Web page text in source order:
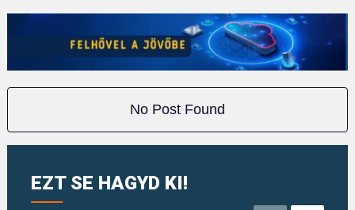
No Post Found
EZT SE HAGYD KI!